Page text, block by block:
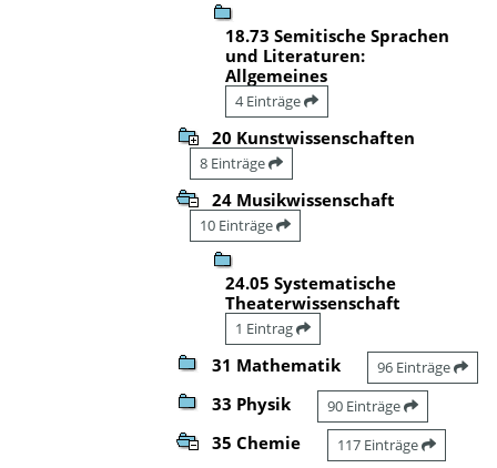
18.73 Semitische Sprachen
und Literaturen:
Allgemeines
4 Einträge
20 Kunstwissenschaften
8 Einträge
24 Musikwissenschaft
10 Einträge
24.05 Systematische
Theaterwissenschaft
1 Eintrag
31 Mathematik 96 Einträge
33 Physik 90 Einträge
35 Chemie 117 Einträge